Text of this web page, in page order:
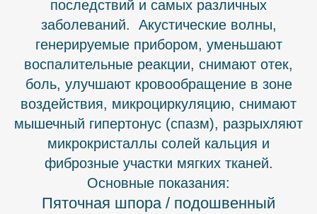
последствий и самых различных
заболеваний. Акустические волны,
генерируемые прибором, уменьшают
воспалительные реакции, снимают отек,
боль, улучшают кровообращение в зоне
воздействия, микроциркуляцию, снимают
мышечный гипертонус (спазм), разрыхляют
микрокристаллы солей кальция и
фиброзные участки мягких тканей.
Основные показания:
Пяточная шпора / подошвенный